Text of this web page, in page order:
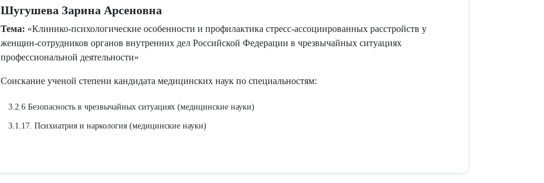
Шугушева Зарина Арсеновна
Тема: «Клинико-психологические особенности и профилактика стресс-ассоциированных расстройств у
женщин-сотрудников органов внутренних дел Российской Федерации в чрезвычайных ситуациях
профессиональной деятельности»
Соискание ученой степени кандидата медицинских наук по специальностям:
3.2.6 Безопасность в чрезвычайных ситуациях (медицинские науки)
3.1.17. Психиатрия и наркология (медицинские науки)